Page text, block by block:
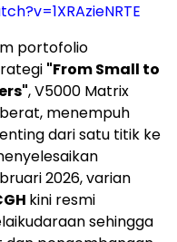
portofolio
"From Small to
, V5000 Matrix
menempuh
dari satu titik ke
2026, varian
kini resmi
sehingga